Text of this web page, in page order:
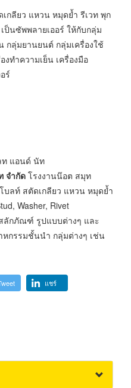
กลียว แหวน หมุดย้ำ รีเวท พุก
นซัพพลายเออร์ ให้กับกลุ่ม
กลุ่มยานยนต์ กลุ่มเครื่องใช้
ทำความเย็น เครื่องมือ
ร์
ท แอนด์ นัท
จำกัด โรงงานน๊อต สมุท
บลท์ สตัดเกลียว แหวน หมุดย้ำ
Washer, Rivet
ลักภัณฑ์ รูปแบบต่างๆ และ
หกรรมชั้นนำ กลุ่มต่างๆ เช่น
แชร์